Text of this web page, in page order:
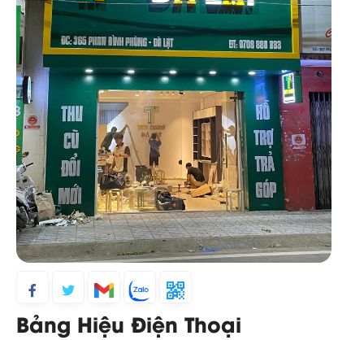
Bảng Hiệu Điện Thoại